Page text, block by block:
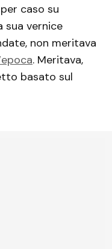
caso su
sua vernice
non meritava
. Meritava,
basato sul